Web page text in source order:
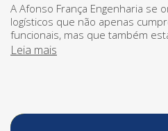
A Afonso França Engenharia se
logísticos que não apenas
funcionais, mas que também
Leia mais